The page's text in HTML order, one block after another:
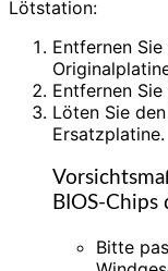
Lötstation:
Entfernen
Entfernen
Löten Sie
Ersatzplatine.
BIOS-Chips
Bitte